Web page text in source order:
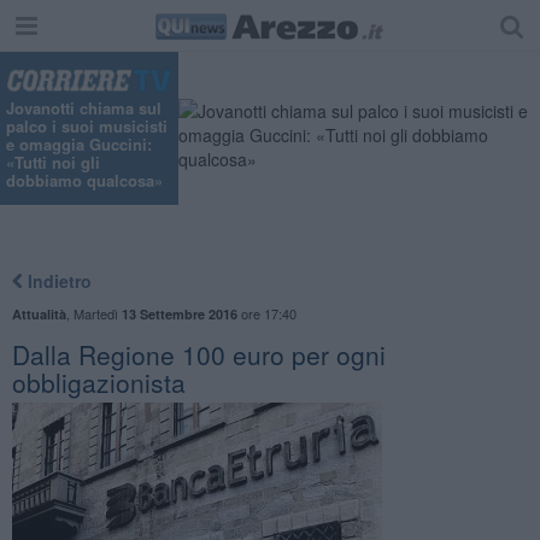
Jovanotti chiama sul
palco i suoi musicisti
e omaggia Guccini:
«Tutti noi gli
dobbiamo qualcosa»
Indietro
Attualità Martedì 13 Settembre 2016ore 17:40
Dalla Regione 100 euro per ogni
obbligazionista